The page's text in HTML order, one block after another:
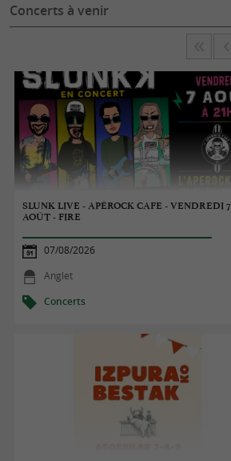
Concerts à venir
SLUNK LIVE - APÉROCK CAFE - VENDREDI 7
AOÛT - FIRE
07/08/2026
Anglet
Concerts